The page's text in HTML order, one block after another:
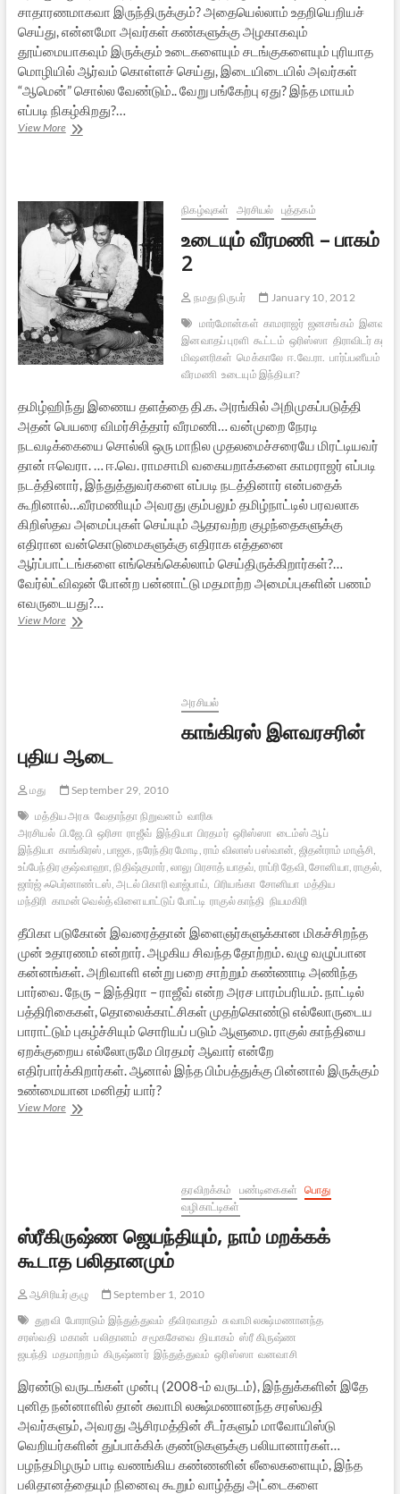
சாதாரணமாகவா இருந்திருக்கும்? அதையெல்லாம் உதறியெறியச்
செய்து, என்னமோ அவர்கள் கண்களுக்கு அழகாகவும்
தூய்மையாகவும் இருக்கும் உடைகளையும் சடங்குகளையும் புரியாத
மொழியில் ஆர்வம் கொள்ளச் செய்து, இடையிடையில் அவர்கள்
“ஆமென்” சொல்ல வேண்டும்.. வேறு பங்கேற்பு ஏது? இந்த மாயம்
எப்படி நிகழ்கிறது?…
View Moreநினைவுகளின்
நிகழ்வுகள் அரசியல் புத்தகம்
உடையும் வீரமணி – பாகம்
2
நமது நிருபர்
January 10, 2012
மார்மோன்கள் காமராஜர் ஜனசங்கம்
இனவாதப் புரளி கூட்டம் ஒரிஸ்ஸா திராவிடர்
மிஷனரிகள் மெக்காலே ஈ.வே.ரா. பார்ப்பனீயம்
வீரமணி உடையும் இந்தியா?
தமிழ்ஹிந்து இணைய தளத்தை தி.க. அரங்கில் அறிமுகப்படுத்தி
அதன் பெயரை விமர்சித்தார் வீரமணி… வன்முறை நேரடி
நடவடிக்கையை சொல்லி ஒரு மாநில முதலமைச்சரையே மிரட்டியவர்
தான் ஈவெரா. … ஈ.வெ. ராமசாமி வகையறாக்களை காமராஜர் எப்படி
நடத்தினார், இந்துத்துவர்களை எப்படி நடத்தினார் என்பதைக்
கூறினால்…வீரமணியும் அவரது கும்பலும் தமிழ்நாட்டில் பரவலாக
கிறிஸ்தவ அமைப்புகள் செய்யும் ஆதரவற்ற குழந்தைகளுக்கு
எதிரான வன்கொடுமைகளுக்கு எதிராக எத்தனை
ஆர்ப்பாட்டங்களை எங்கெங்கெல்லாம் செய்திருக்கிறார்கள்?…
வேர்ல்ட்விஷன் போன்ற பன்னாட்டு மதமாற்ற அமைப்புகளின் பணம்
எவருடையது?…
View Moreஉடையும்
அரசியல்
காங்கிரஸ் இளவரசரின்
புதிய ஆடை
மது
September 29, 2010
மத்திய அரசு வேதாந்தா நிறுவனம் வாரிசு
அரசியல் பி.ஜே.பி ஒரிசா ராஜீவ் இந்தியா பிரதமர் ஒரிஸ்ஸா டைம்ஸ் ஆப்
இந்தியா காங்கிரஸ், பாஜக, நரேந்திர மோடி, ராம் விலாஸ் பஸ்வான், ஜிதன்ராம் மாஞ்சி,
உப்பேந்திர குஷ்வாஹா, நிதிஷ்குமார், லாலு பிரசாத் யாதவ், ராப்ரி தேவி, சோனியா, ராகுல்,
ஜார்ஜ் ஃபெர்னாண்டஸ், அடல் பிகாரி வாஜ்பாய், பிரியங்கா சோனியா மத்திய
மந்திரி காமன் வெல்த் விளையாட்டுப் போட்டி ராகுல் காந்தி நியமகிரி
தீபிகா படுகோன் இவரைத்தான் இளைஞர்களுக்கான மிகச்சிறந்த
முன் உதாரணம் என்றார். அழகிய சிவந்த தோற்றம். வழு வழுப்பான
கன்னங்கள். அறிவாளி என்று பறை சாற்றும் கண்ணாடி அணிந்த
பார்வை. நேரு – இந்திரா – ராஜீவ் என்ற அரச பாரம்பரியம். நாட்டில்
பத்திரிகைகள், தொலைக்காட்சிகள் முதற்கொண்டு எல்லோருடைய
பாராட்டும் புகழ்ச்சியும் சொரியப் படும் ஆளுமை. ராகுல் காந்தியை
ஏறக்குறைய எல்லோருமே பிரதமர் ஆவார் என்றே
எதிர்பார்க்கிறார்கள். ஆனால் இந்த பிம்பத்துக்கு பின்னால் இருக்கும்
உண்மையான மனிதர் யார்?
View Moreகாங்கிரஸ்
தரவிறக்கம் பண்டிகைகள்
பொது
வழிகாட்டிகள்
ஸ்ரீகிருஷ்ண ஜெயந்தியும், நாம் மறக்கக்
கூடாத பலிதானமும்
ஆசிரியர் குழு
September 1, 2010
துறவி போராடும் இந்துத்துவம் தீவிரவாதம் சுவாமி லக்ஷ்மணானந்த
சரஸ்வதி மகான் பலிதானம் சமூகசேவை தியாகம் ஸ்ரீ கிருஷ்ண
ஜயந்தி மதமாற்றம் கிருஷ்ணர் இந்துத்துவம் ஒரிஸ்ஸா வனவாசி
இரண்டு வருடங்கள் முன்பு (2008-ம் வருடம்), இந்துக்களின் இதே
புனித நன்னாளில் தான் சுவாமி லக்ஷ்மணானந்த சரஸ்வதி
அவர்களும், அவரது ஆசிரமத்தின் சீடர்களும் மாவோயிஸ்டு
வெறியர்களின் துப்பாக்கிக் குண்டுகளுக்கு பலியானார்கள்…
பழந்தமிழரும் பாடி வணங்கிய கண்ணனின் லீலைகளையும், இந்த
பலிதானத்தையும் நினைவு கூறும் வாழ்த்து அட்டைகளை